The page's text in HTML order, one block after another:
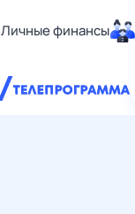
Личные финансы